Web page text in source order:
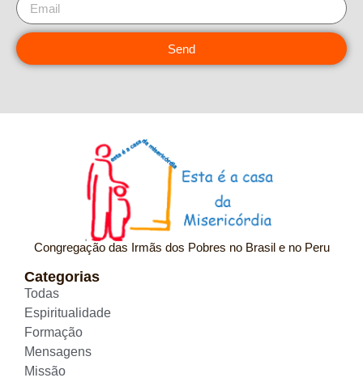
Send
Congregação das Irmãs dos Pobres no Brasil e no Peru
Categorias
Todas
Espiritualidade
Formação
Mensagens
Missão